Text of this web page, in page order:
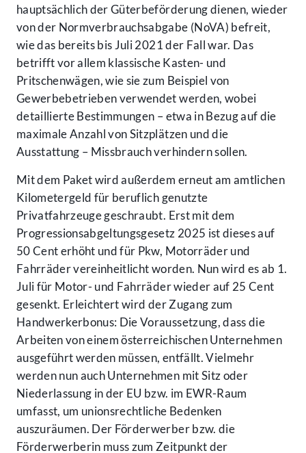
hauptsächlich der Güterbeförderung dienen, wieder
von der Normverbrauchsabgabe (NoVA) befreit,
wie das bereits bis Juli 2021 der Fall war. Das
betrifft vor allem klassische Kasten- und
Pritschenwägen, wie sie zum Beispiel von
Gewerbebetrieben verwendet werden, wobei
detaillierte Bestimmungen – etwa in Bezug auf die
maximale Anzahl von Sitzplätzen und die
Ausstattung – Missbrauch verhindern sollen.
Mit dem Paket wird außerdem erneut am amtlichen
Kilometergeld für beruflich genutzte
Privatfahrzeuge geschraubt. Erst mit dem
Progressionsabgeltungsgesetz 2025 ist dieses auf
50 Cent erhöht und für Pkw, Motorräder und
Fahrräder vereinheitlicht worden. Nun wird es ab 1.
Juli für Motor- und Fahrräder wieder auf 25 Cent
gesenkt. Erleichtert wird der Zugang zum
Handwerkerbonus: Die Voraussetzung, dass die
Arbeiten von einem österreichischen Unternehmen
ausgeführt werden müssen, entfällt. Vielmehr
werden nun auch Unternehmen mit Sitz oder
Niederlassung in der EU bzw. im EWR-Raum
umfasst, um unionsrechtliche Bedenken
auszuräumen. Der Förderwerber bzw. die
Förderwerberin muss zum Zeitpunkt der